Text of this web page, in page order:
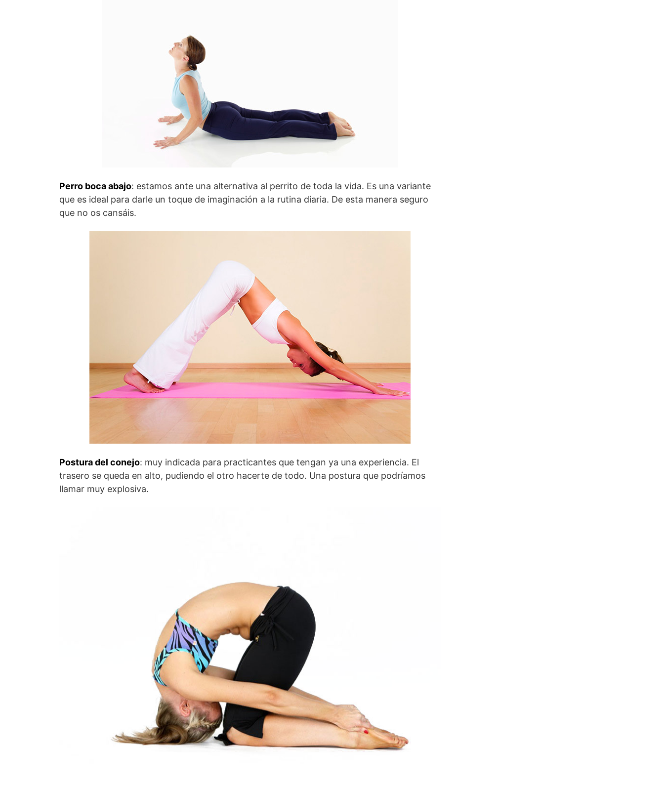
Perro boca abajo: estamos ante una alternativa al perrito de toda la vida. Es una variante
que es ideal para darle un toque de imaginación a la rutina diaria. De esta manera seguro
que no os cansáis.
Postura del conejo: muy indicada para practicantes que tengan ya una experiencia. El
trasero se queda en alto, pudiendo el otro hacerte de todo. Una postura que podríamos
llamar muy explosiva.